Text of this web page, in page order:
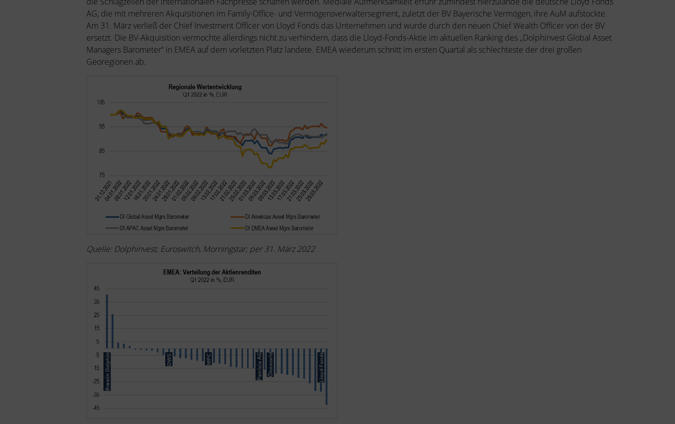
AG, die mit mehreren Akquisitionen im Family-Office- und Vermögensverwaltersegment, zuletzt der BV Bayerische Vermögen, ihre AuM aufstockte.
Am 31. März verließ der Chief Investment Officer von Lloyd Fonds das Unternehmen und wurde durch den neuen Chief Wealth Officer von der BV
ersetzt. Die BV-Akquisition vermochte allerdings nicht zu verhindern, dass die Lloyd-Fonds-Aktie im aktuellen Ranking des „Dolphinvest Global Asset
Managers Barometer“ in EMEA auf dem vorletzten Platz landete. EMEA wiederum schnitt im ersten Quartal als schlechteste der drei großen
Georegionen ab.
Quelle: Dolphinvest; Euroswitch, Morningstar; per 31. März 2022